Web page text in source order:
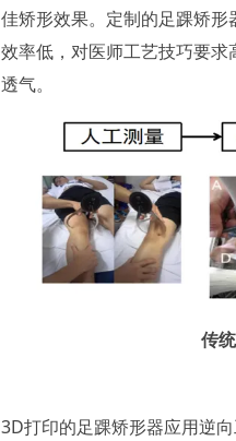
佳矫形效果。定制的足踝矫
效率低，对医师工艺技巧要
透气。
传
3D打印的足踝矫形器应用逆